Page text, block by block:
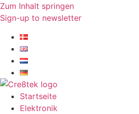
Zum Inhalt springen
Sign-up to newsletter​
Startseite
Elektronik